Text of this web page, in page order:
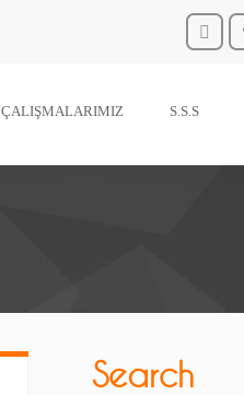
ÇALIŞMALARIMIZ S.S.S
Search